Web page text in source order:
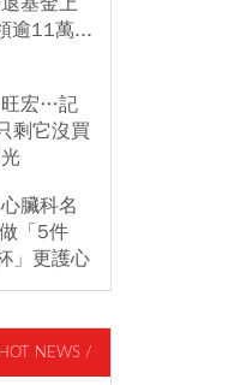
逾11萬...
旺宏…記
剩它沒買
臟科名
「5件
」更護心
NEWS /